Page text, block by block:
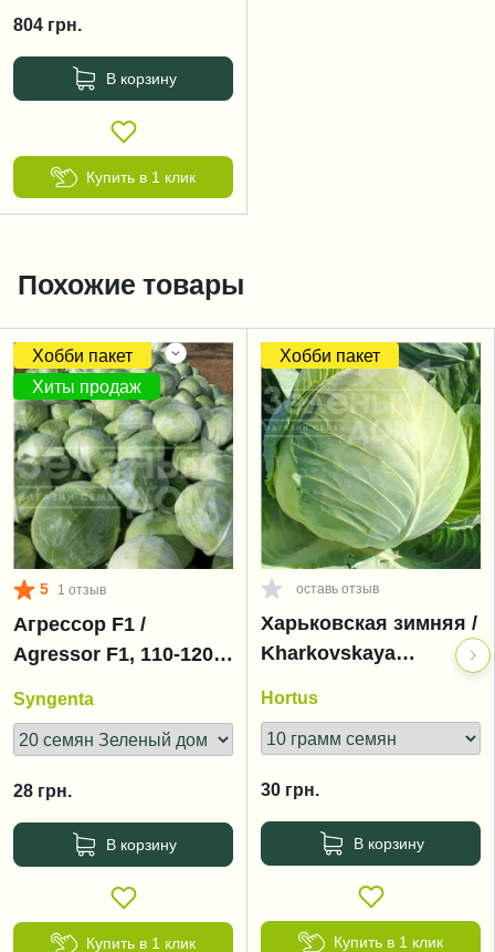
804 грн.
В корзину
Купить в 1 клик
Похожие товары
Хобби пакет
Хиты продаж
5 1 отзыв
Агрессор F1 /
Agressor F1, 110-120
Syngenta
28 грн.
В корзину
Купить в 1 клик
Хобби пакет
оставь отзыв
Харьковская зимняя /
Kharkovskaya
Hortus
30 грн.
В корзину
Купить в 1 клик